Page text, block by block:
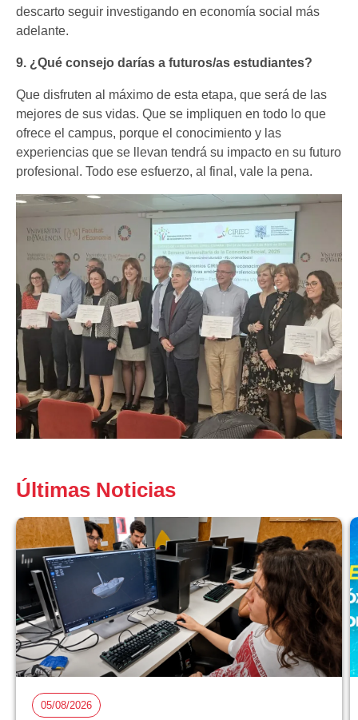
descarto seguir investigando en economía social más
adelante.
9. ¿Qué consejo darías a futuros/as estudiantes?
Que disfruten al máximo de esta etapa, que será de las
mejores de sus vidas. Que se impliquen en todo lo que
ofrece el campus, porque el conocimiento y las
experiencias que se llevan tendrá su impacto en su futuro
profesional. Todo ese esfuerzo, al final, vale la pena.
Últimas Noticias
05/08/2026